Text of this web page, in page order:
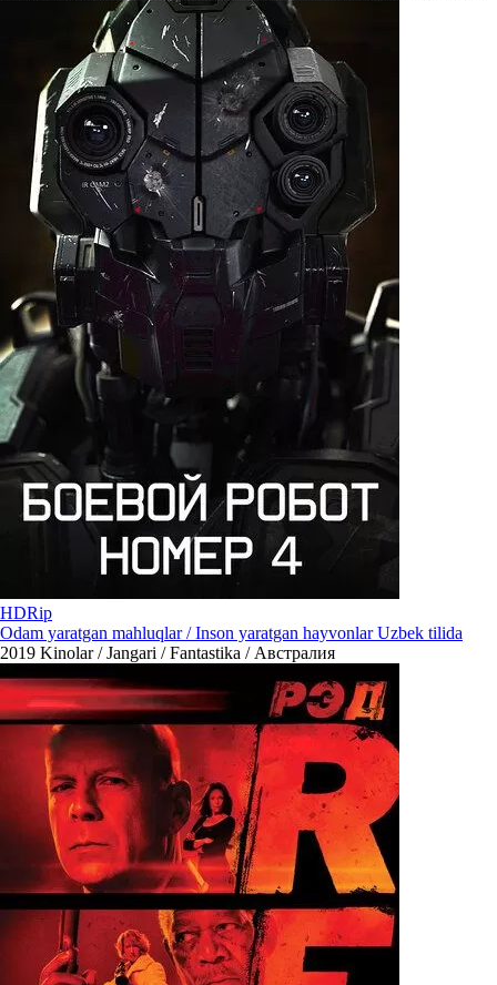
HDRip
Odam yaratgan mahluqlar / Inson yaratgan hayvonlar Uzbek tilida
2019 Kinolar / Jangari / Fantastika / Австралия